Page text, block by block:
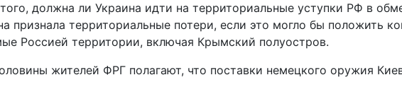
должна ли Украина идти на территориальные уступки РФ в
признала территориальные потери, если это могло бы положить
Россией территории, включая Крымский полуостров.
жителей ФРГ полагают, что поставки немецкого оружия